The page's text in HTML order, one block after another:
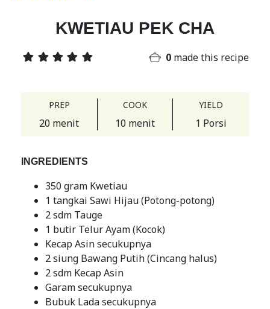
KWETIAU PEK CHA
0 made this recipe
PREP
20 menit
COOK
10 menit
YIELD
1 Porsi
INGREDIENTS
350 gram Kwetiau
1 tangkai Sawi Hijau (Potong-potong)
2 sdm Tauge
1 butir Telur Ayam (Kocok)
Kecap Asin secukupnya
2 siung Bawang Putih (Cincang halus)
2 sdm Kecap Asin
Garam secukupnya
Bubuk Lada secukupnya